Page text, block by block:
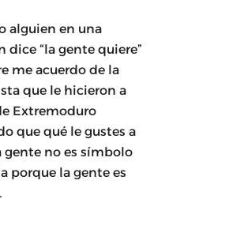
alguien en una
dice “la gente quiere”
me acuerdo de la
que le hicieron a
Extremoduro
que qué le gustes a
gente no es símbolo
porque la gente es